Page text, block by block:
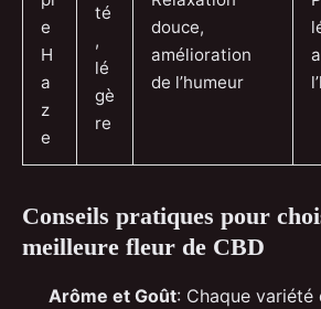
e
H
a
z
e
té
,
lé
gè
re
douce,
amélioration
de l’humeur
Conseils pratiques pour
meilleure fleur de CBD
Arôme et Goût: Chaque variété